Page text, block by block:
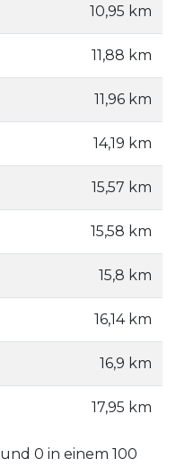
10,95 km
11,88 km
11,96 km
14,19 km
15,57 km
15,58 km
15,8 km
16,14 km
16,9 km
17,95 km
und 0 in einem 100